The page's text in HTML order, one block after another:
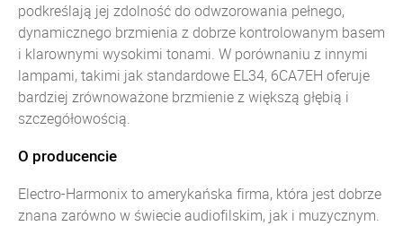
podkreślają jej zdolność do odwzorowania pełnego,
dynamicznego brzmienia z dobrze kontrolowanym basem
i klarownymi wysokimi tonami. W porównaniu z innymi
lampami, takimi jak standardowe EL34, 6CA7EH oferuje
bardziej zrównoważone brzmienie z większą głębią i
szczegółowością.
O producencie
Electro-Harmonix to amerykańska firma, która jest dobrze
znana zarówno w świecie audiofilskim, jak i muzycznym.